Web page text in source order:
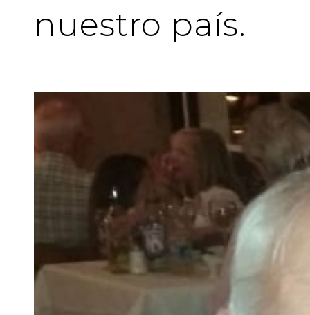
nuestro país.